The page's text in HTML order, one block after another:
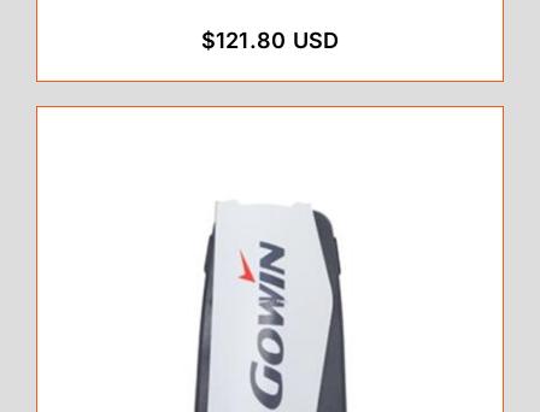
$121.80 USD